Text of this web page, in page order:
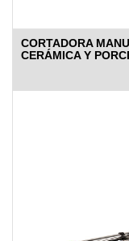
CORTADORA
CERÁMICA Y